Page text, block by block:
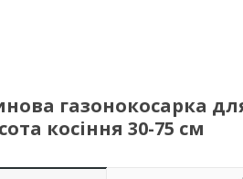
газонокосарка
косіння 30-75 см